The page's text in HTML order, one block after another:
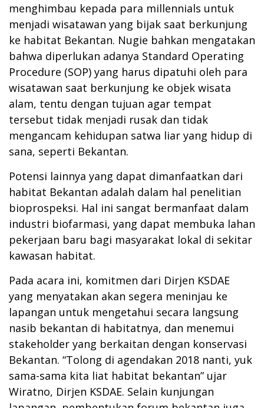
menghimbau kepada para millennials untuk
menjadi wisatawan yang bijak saat berkunjung
ke habitat Bekantan. Nugie bahkan mengatakan
bahwa diperlukan adanya Standard Operating
Procedure (SOP) yang harus dipatuhi oleh para
wisatawan saat berkunjung ke objek wisata
alam, tentu dengan tujuan agar tempat
tersebut tidak menjadi rusak dan tidak
mengancam kehidupan satwa liar yang hidup di
sana, seperti Bekantan.
Potensi lainnya yang dapat dimanfaatkan dari
habitat Bekantan adalah dalam hal penelitian
bioprospeksi. Hal ini sangat bermanfaat dalam
industri biofarmasi, yang dapat membuka lahan
pekerjaan baru bagi masyarakat lokal di sekitar
kawasan habitat.
Pada acara ini, komitmen dari Dirjen KSDAE
yang menyatakan akan segera meninjau ke
lapangan untuk mengetahui secara langsung
nasib bekantan di habitatnya, dan menemui
stakeholder yang berkaitan dengan konservasi
Bekantan. “Tolong di agendakan 2018 nanti, yuk
sama-sama kita liat habitat bekantan” ujar
Wiratno, Dirjen KSDAE. Selain kunjungan